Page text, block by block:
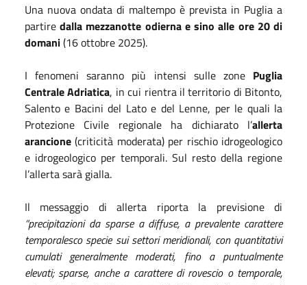
Una nuova ondata di maltempo è prevista in Puglia a
partiredalla mezzanotte odierna e sino alle ore 20 di
domani(16 ottobre 2025).
I fenomeni saranno più intensi sulle zone Puglia
Centrale Adriatica, in cui rientra il territorio di Bitonto,
Salento e Bacini del Lato e del Lenne, per le quali la
Protezione Civile regionale ha dichiarato l’allerta
arancione (criticità moderata) per rischio idrogeologico
e idrogeologico per temporali. Sul resto della regione
l’allerta sarà gialla.
Il messaggio di allerta riporta la previsione di
“precipitazioni da sparse a diffuse, a prevalente carattere
temporalesco specie sui settori meridionali, con quantitativi
cumulati generalmente moderati, fino a puntualmente
elevati; sparse, anche a carattere di rovescio o temporale,